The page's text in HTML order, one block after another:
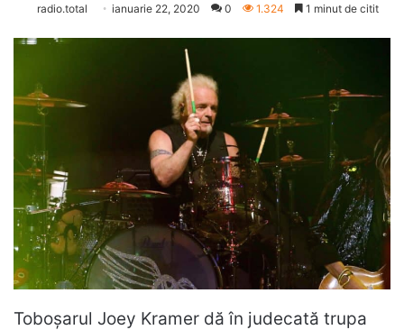
radio.total ianuarie 22, 2020 0 1.324 1 minut de citit
Toboșarul Joey Kramer dă în judecată trupa